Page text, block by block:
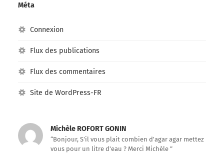
Méta
Connexion
Flux des publications
Flux des commentaires
Site de WordPress-FR
Michèle ROFORT GONIN
“Bonjour, S'il vous plait combien d'agar agar mettez
vous pour un litre d'eau ? Merci Michèle ”